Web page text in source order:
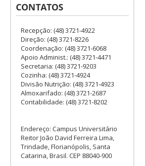
CONTATOS
Recepção: (48) 3721-4922
Direção: (48) 3721-8226
Coordenação: (48) 3721-6068
Apoio Administ.: (48) 3721-4471
Secretaria: (48) 3721-9203
Cozinha: (48) 3721-4924
Divisão Nutrição: (48) 3721-4923
Almoxarifado: (48) 3721-2687
Contabilidade: (48) 3721-8202
Endereço: Campus Universitário
Reitor João David Ferreira Lima,
Trindade, Florianópolis, Santa
Catarina, Brasil. CEP 88040-900